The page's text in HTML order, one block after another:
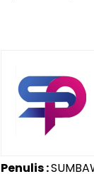
Penulis :